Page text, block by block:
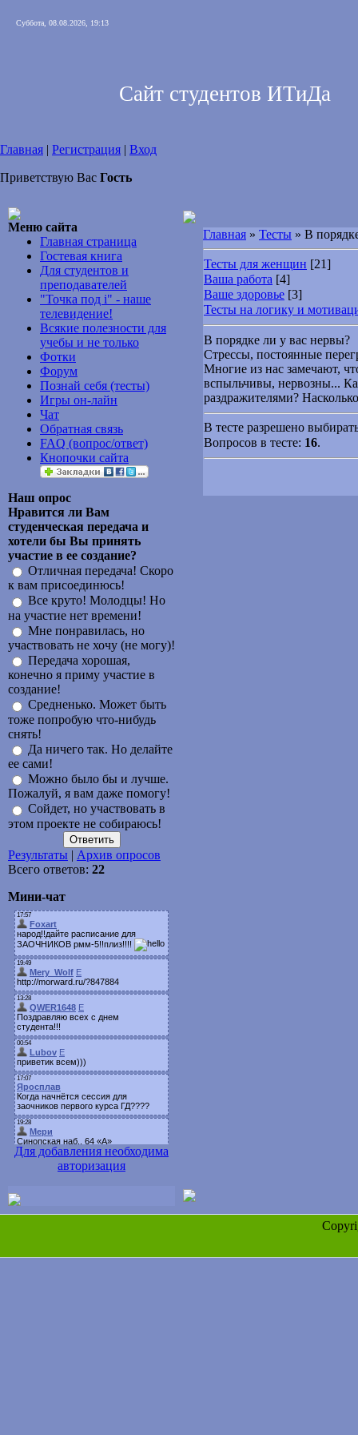
Суббота, 08.08.2026, 19:13
Сайт студентов ИТиДа
Главная | Регистрация | Вход
Приветствую Вас Гость
Меню сайта
Главная страница
Гостевая книга
Для студентов и
преподавателей
"Точка под i" - наше
телевидение!
Всякие полезности для
учебы и не только
Фотки
Форум
Познай себя (тесты)
Игры он-лайн
Чат
Обратная связь
FAQ (вопрос/ответ)
Кнопочки сайта
Наш опрос
Нравится ли Вам
студенческая передача и
хотели бы Вы принять
участие в ее создание?
Отличная передача! Скоро
к вам присоединюсь!
Все круто! Молодцы! Но
на участие нет времени!
Мне понравилась, но
участвовать не хочу (не могу)!
Передача хорошая,
конечно я приму участие в
создание!
Средненько. Может быть
тоже попробую что-нибудь
снять!
Да ничего так. Но делайте
ее сами!
Можно было бы и лучше.
Пожалуй, я вам даже помогу!
Сойдет, но участвовать в
этом проекте не собираюсь!
Результаты | Архив опросов
Всего ответов: 22
Мини-чат
Для добавления необходима
авторизация
Главная » Тесты » В
Тесты для женщин [21]
Ваша работа [4]
Ваше здоровье [3]
Тесты на логику и
В порядке ли у вас нервы?
Стрессы, постоянные
Многие из нас замечают,
вспыльчивы, нервозны...
раздражителями?
В тесте разрешено
Вопросов в тесте: 16.